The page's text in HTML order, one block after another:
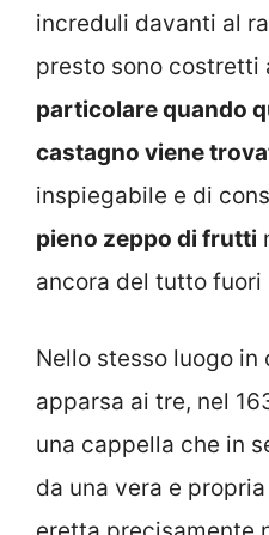
increduli davanti al
presto sono costretti
particolare quando
castagno viene
inspiegabile e di
pieno zeppo di frutti
ancora del tutto fuori
Nello stesso luogo in
apparsa ai tre, nel
una cappella che in
da una vera e